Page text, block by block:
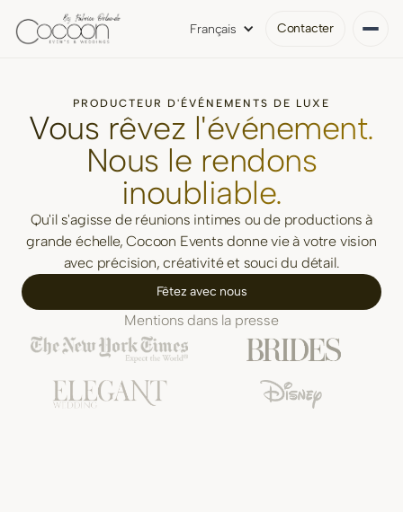
Français Contacter
PRODUCTEUR D'ÉVÉNEMENTS DE LUXE
Vous rêvez l'événement.
Nous le rendons
inoubliable.
Qu'il s'agisse de réunions intimes ou de productions à
grande échelle, Cocoon Events donne vie à votre vision
avec précision, créativité et souci du détail.
Fêtez avec nous
Mentions dans la presse